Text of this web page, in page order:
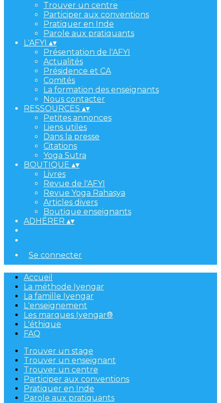
Trouver un centre
Participer aux conventions
Pratiquer en Inde
Parole aux pratiquants
L'AFYI ▴▾
Présentation de l'AFYI
Actualités
Présidence et CA
Comités
La formation des enseignants
Nous contacter
RESSOURCES ▴▾
Petites annonces
Liens utiles
Dans la presse
Citations
Yoga Sutra
BOUTIQUE ▴▾
Livres
Revue de l'AFYI
Revue Yoga Rahasya
Articles divers
Boutique enseignants
ADHÉRER ▴▾
Se connecter
Accueil
La méthode Iyengar
La famille Iyengar
L'enseignement
Les marques Iyengar®
L'éthique
FAQ
Trouver un stage
Trouver un enseignant
Trouver un centre
Participer aux conventions
Pratiquer en Inde
Parole aux pratiquants